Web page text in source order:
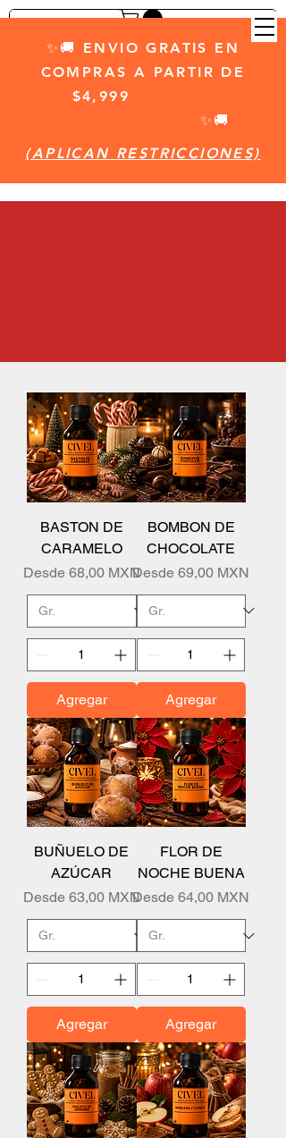
✨🚚 ENVIO GRATIS EN
COMPRAS A PARTIR DE
$4,999
✨🚚
(APLICAN RESTRICCIONES)
BASTON DE
CARAMELO
Desde 68,00 MXN
Precio de oferta
Agregar
BOMBON DE
CHOCOLATE
Desde69,00 MXN
Precio de oferta
Agregar
BUÑUELO DE
AZÚCAR
Desde 63,00 MXN
Precio de oferta
Agregar
FLOR DE
NOCHE BUENA
Desde64,00 MXN
Precio de oferta
Agregar